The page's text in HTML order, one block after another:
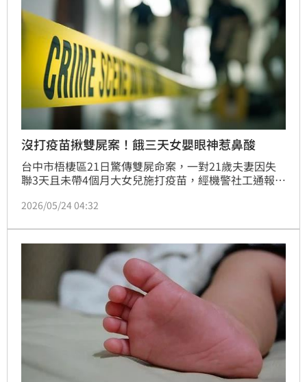
沒打疫苗揪雙屍案！餓三天女嬰眼神惹鼻酸
台中市梧棲區21日驚傳雙屍命案，一對21歲夫妻因失
聯3天且未帶4個月大女兒施打疫苗，經機警社工通報後
的是，女嬰在隔壁房地板挨餓3天奇蹟生還，目前生命
入，預計28日進行解剖以釐清確切死因。這起悲劇引發
大眾關注，所幸社工警覺性高，成功挽救無辜小生命。
2026/05/24 04:32